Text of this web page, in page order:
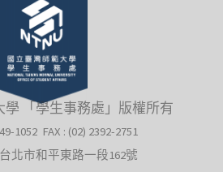
學 「學生事務處」版權所有
1052 FAX : (02) 2392-2751
北市和平東路一段162號